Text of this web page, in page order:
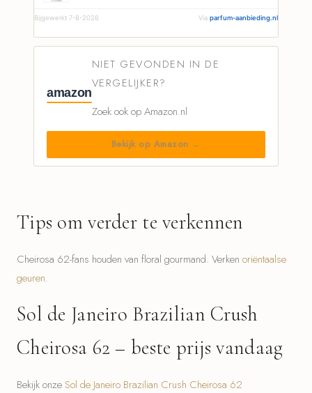
Bijgewerkt 7-8-2026 Via parfum-aanbieding.nl
amazon
NIET GEVONDEN IN DE
VERGELIJKER?
Zoek ook op Amazon.nl
Bekijk op Amazon →
Tips om verder te verkennen
Cheirosa 62-fans houden van floral gourmand. Verken oriëntaalse
geuren.
Sol de Janeiro Brazilian Crush
Cheirosa 62 – beste prijs vandaag
Bekijk onzeSol de Janeiro Brazilian Crush Cheirosa 62